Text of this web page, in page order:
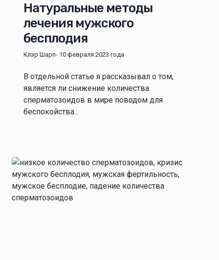
Натуральные методы
лечения мужского
бесплодия
Клэр Шарп- 10 февраля 2023 года
В отдельной статье я рассказывал о том,
является ли снижение количества
сперматозоидов в мире поводом для
беспокойства...